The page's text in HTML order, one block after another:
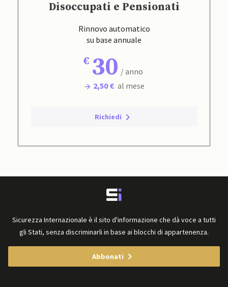
Disoccupati e Pensionati
Rinnovo automatico
su base annuale
30 / anno
2,50 € al mese
Richiedi
Sicurezza Internazionale è il sito d'informazione che dà voce a tutti
gli Stati, senza discriminarli in base ai blocchi di appartenenza.
Abbonati